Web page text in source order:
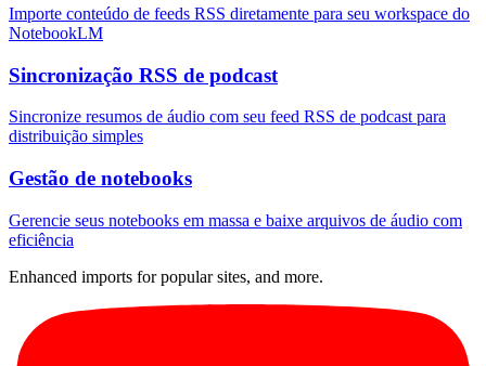
Importe conteúdo de feeds RSS diretamente para seu workspace do
NotebookLM
Sincronização RSS de podcast
Sincronize resumos de áudio com seu feed RSS de podcast para
distribuição simples
Gestão de notebooks
Gerencie seus notebooks em massa e baixe arquivos de áudio com
eficiência
Enhanced imports for popular sites, and more.